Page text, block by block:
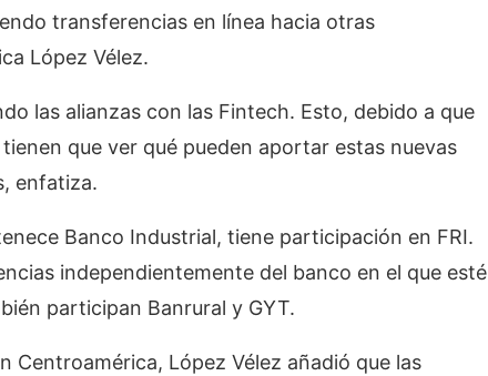
transferencias en línea hacia otras
López Vélez.
las alianzas con las Fintech. Esto, debido a que
que ver qué pueden aportar estas nuevas
enfatiza.
Banco Industrial, tiene participación en FRI.
independientemente del banco en el que esté
participan Banrural y GYT.
Centroamérica, López Vélez añadió que las